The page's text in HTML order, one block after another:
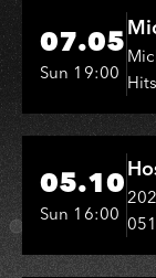
Hi-Ing Music
07.05
Sun 19:00
Hi-Ing Music
05.10
Sun 16:00
敏
彬